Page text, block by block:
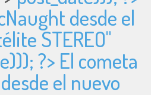
desde el
STEREO"
?> El cometa
el nuevo